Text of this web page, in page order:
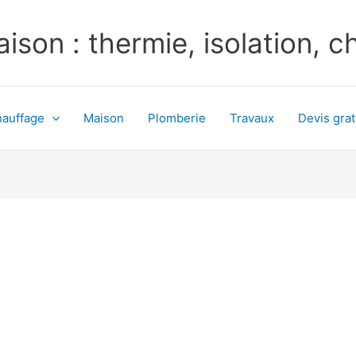
: thermie, isolation,
Maison Plomberie Travaux Devis